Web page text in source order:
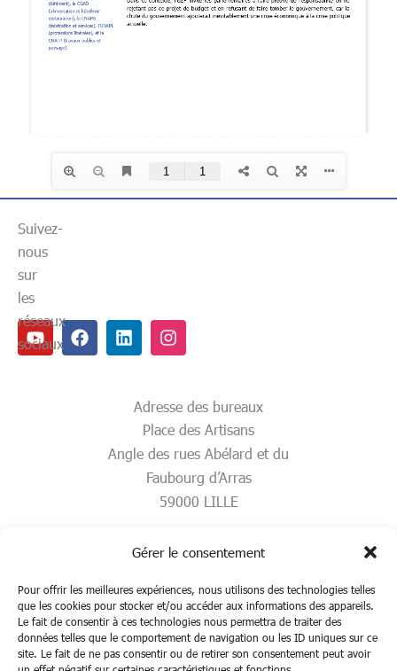
Gérer le consentement
Pour offrir les meilleures expériences, nous utilisons des technologies telles
que les cookies pour stocker et/ou accéder aux informations des appareils.
Le fait de consentir à ces technologies nous permettra de traiter des
données telles que le comportement de navigation ou les ID uniques sur ce
site. Le fait de ne pas consentir ou de retirer son consentement peut avoir
YoutubeFacebookLinkedinInstagram
Suivez-
nous
sur
les
réseaux
sociaux
Adresse des bureaux
Place des Artisans
Angle des rues Abélard et du
Faubourg d’Arras
59000 LILLE